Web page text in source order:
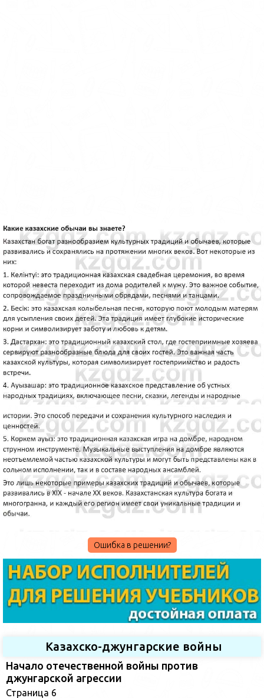
Ошибка в решении?
Казахско-джунгарские войны
Начало отечественной войны против
джунгарской агрессии
Страница 6